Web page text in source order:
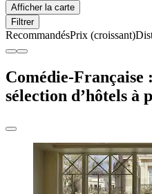
Afficher la carte
Filtrer
RecommandésPrix (croissant)
Comédie-
sélection d’hôtels à